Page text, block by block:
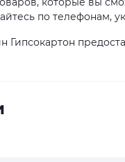
по телефонам,
Гипсокартон